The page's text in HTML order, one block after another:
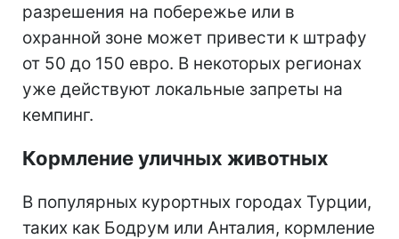
разрешения на побережье или в
охранной зоне может привести к штрафу
от 50 до 150 евро. В некоторых регионах
уже действуют локальные запреты на
кемпинг.
Кормление уличных животных
В популярных курортных городах Турции,
таких как Бодрум или Анталия, кормление